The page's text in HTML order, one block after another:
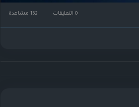
0 التعليقات